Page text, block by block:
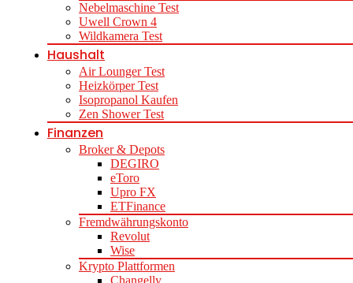
Nebelmaschine Test
Uwell Crown 4
Wildkamera Test
Haushalt
Air Lounger Test
Heizkörper Test
Isopropanol Kaufen
Zen Shower Test
Finanzen
Broker & Depots
DEGIRO
eToro
Upro FX
ETFinance
Fremdwährungskonto
Revolut
Wise
Krypto Plattformen
Changelly